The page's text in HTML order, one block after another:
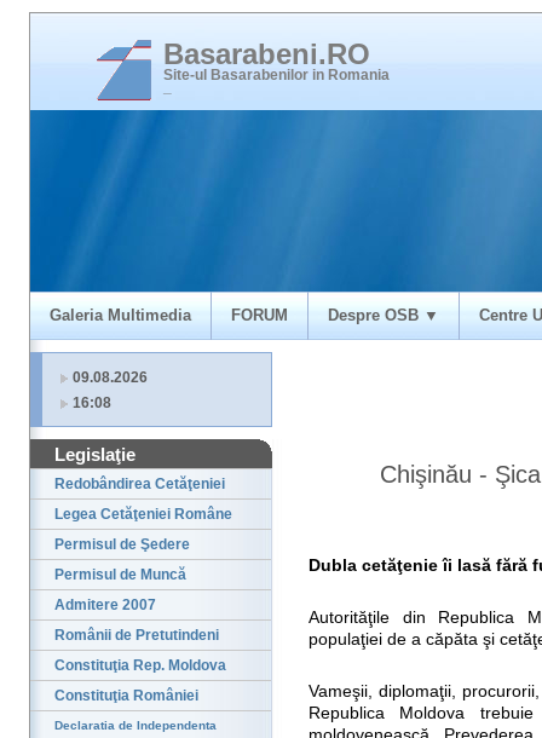
Basarabeni.RO
Site-ul Basarabenilor in Romania
Galeria Multimedia FORUM Despre OSB ▼ Centre
09.08.2026
16:08
Legislaţie
Redobândirea Cetăţeniei
Legea Cetăţeniei Române
Permisul de Şedere
Permisul de Muncă
Admitere 2007
Românii de Pretutindeni
Constituţia Rep. Moldova
Constituţia României
Declaratia de Independenta
Chişinău -
Dubla cetăţenie îi lasă fără
Autorităţile din Republica
populaţiei de a căpăta şi
Vameşii, diplomaţii,
Republica Moldova